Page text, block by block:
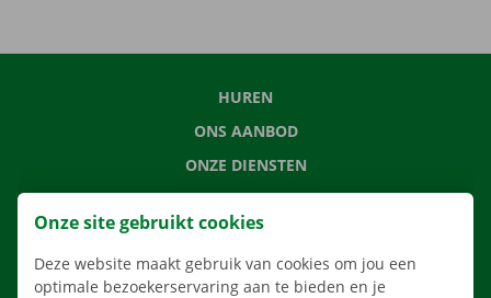
HUREN
ONS AANBOD
ONZE DIENSTEN
LOCATIES
APP
VERHUISOPLOSSINGEN
Onze site gebruikt cookies
Deze website maakt gebruik van cookies om jou een
optimale bezoekerservaring aan te bieden en je